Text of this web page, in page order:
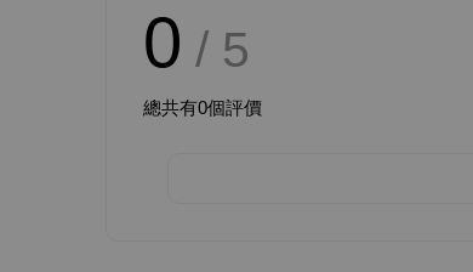
0 / 5
總共有0個評價